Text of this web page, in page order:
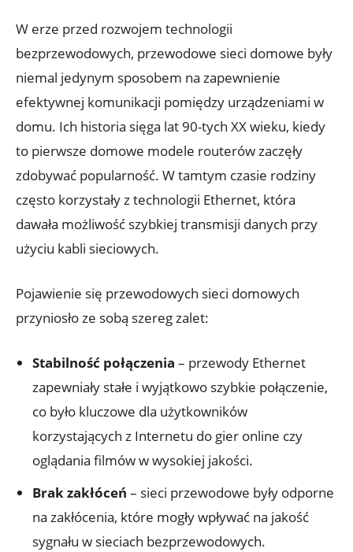
W erze przed rozwojem technologii
bezprzewodowych, przewodowe sieci domowe były
niemal jedynym sposobem na zapewnienie
efektywnej komunikacji pomiędzy urządzeniami w
domu. Ich historia sięga lat 90-tych XX wieku, kiedy
to pierwsze domowe modele routerów zaczęły
zdobywać popularność. W tamtym czasie rodziny
często korzystały z technologii Ethernet, która
dawała możliwość szybkiej transmisji danych przy
użyciu kabli sieciowych.
Pojawienie się przewodowych sieci domowych
przyniosło ze sobą szereg zalet:
Stabilność połączenia – przewody Ethernet
zapewniały stałe i wyjątkowo szybkie połączenie,
co było kluczowe dla użytkowników
korzystających z Internetu do gier online czy
oglądania filmów w wysokiej jakości.
Brak zakłóceń – sieci przewodowe były odporne
na zakłócenia, które mogły wpływać na jakość
sygnału w sieciach bezprzewodowych.